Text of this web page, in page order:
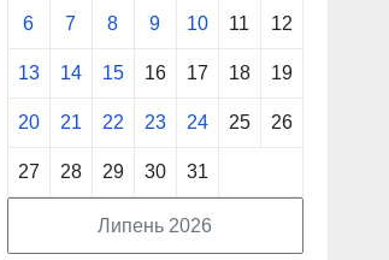
Липень 2026
6 7 8 9 10 11 12
13 14 15 16 17 18 19
20 21 22 23 24 25 26
27 28 29 30 31